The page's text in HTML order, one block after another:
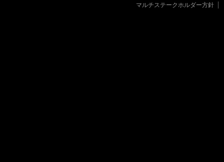
マルチステークホルダー方針